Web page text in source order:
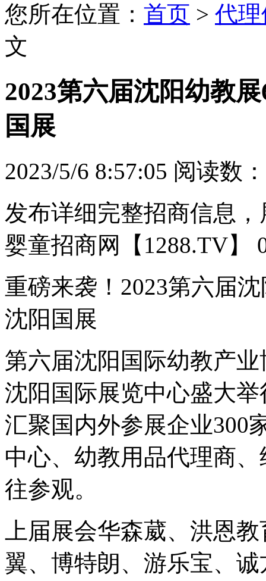
您所在位置： 首页 > 代
文
2023第六届沈阳幼教
国展
2023/5/6 8:57:05 阅读数
发布详细完整招商信息
婴童招商网【1288.TV】
重磅来袭！2023第六届
沈阳国展
第六届沈阳国际幼教产
沈阳国际展览中心盛大
汇聚国内外参展企业300
中心、幼教用品代理商
往参观。
上届展会华森葳、洪恩
翼、博特朗、游乐宝、